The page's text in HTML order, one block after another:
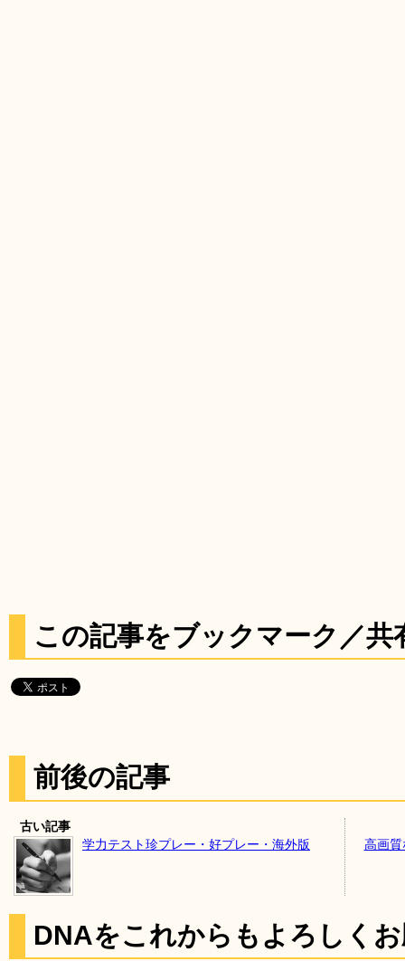
この記事をブックマーク／共
前後の記事
古い記事
学力テスト珍プレー・好プレー・海外版
高画
DNAをこれからもよろしく